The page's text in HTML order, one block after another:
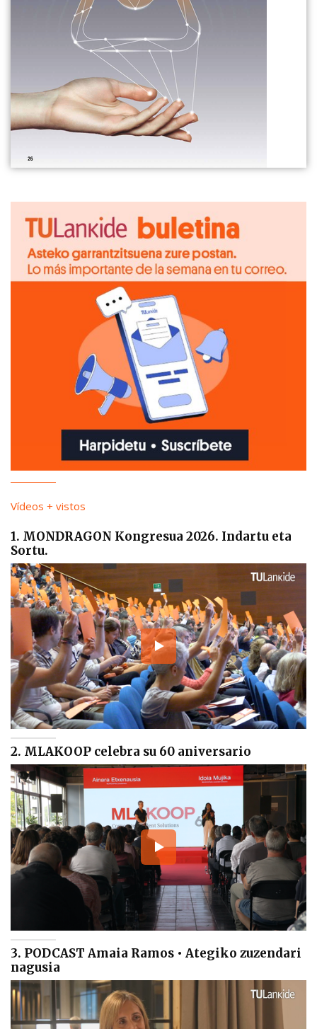
Vídeos + vistos
1. MONDRAGON Kongresua 2026. Indartu eta
Sortu.
2. MLAKOOP celebra su 60 aniversario
3. PODCAST Amaia Ramos • Ategiko zuzendari
nagusia